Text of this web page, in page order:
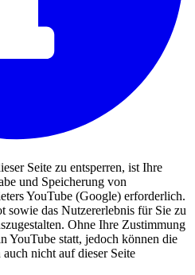
Seite zu entsperren, ist Ihre
und Speicherung von
YouTube (Google) erforderlich.
sowie das Nutzererlebnis für Sie zu
Ohne Ihre Zustimmung
YouTube statt, jedoch können die
nicht auf dieser Seite